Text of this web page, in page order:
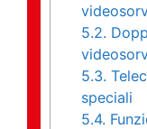
5.2.
5.3.
speciali
5.4.